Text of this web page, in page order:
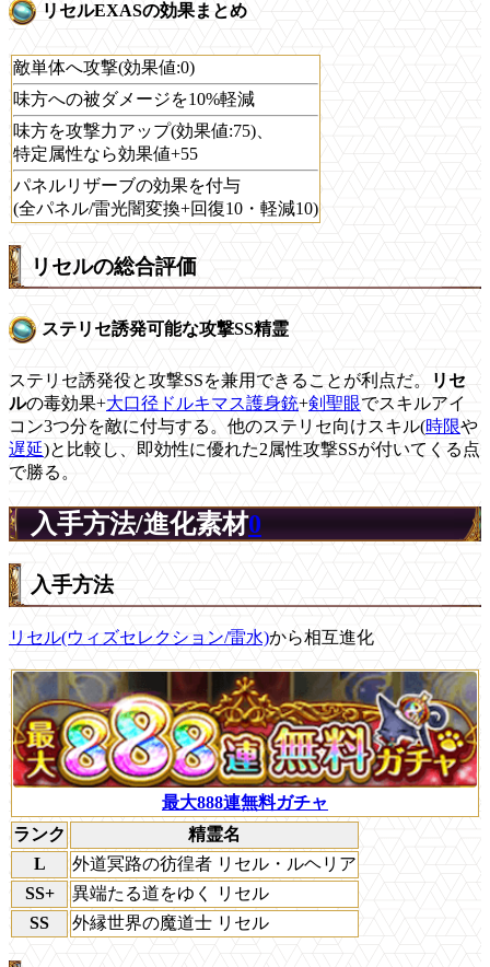
リセルEXASの効果まとめ
敵単体へ攻撃(効果値:0)
味方への被ダメージを10%軽減
味方を攻撃力アップ(効果値:75)、
特定属性なら効果値+55
パネルリザーブの効果を付与
(全パネル/雷光闇変換+回復10・軽減10)
リセルの総合評価
ステリセ誘発可能な攻撃SS精霊
ステリセ誘発役と攻撃SSを兼用できることが利点だ。 リセ
ルの毒効果+大口径ドルキマス護身銃+剣聖眼でスキルアイ
コン3つ分を敵に付与する。他のステリセ向けスキル(時限や
遅延)と比較し、即効性に優れた2属性攻撃SSが付いてくる点
で勝る。
入手方法/進化素材0
入手方法
リセル(ウィズセレクション/雷水)から相互進化
最大888連無料ガチャ
ランク
精霊名
L
外道冥路の彷徨者 リセル・ルヘリア
SS+
異端たる道をゆく リセル
SS
外縁世界の魔道士 リセル